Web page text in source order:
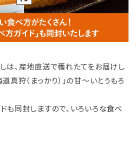
は、産地直送で穫れたてをお届けし
真狩（まっかり）」の甘～いとうもろ
も同封しますので、いろいろな食べ